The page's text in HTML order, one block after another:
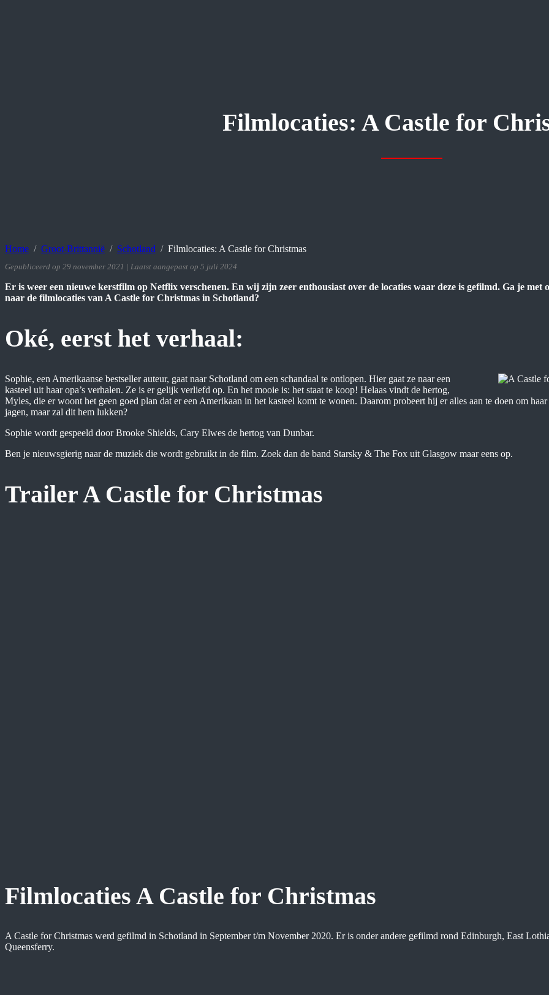
Filmlocaties: A Castle for
Home Groot-Brittannië Schotland Filmlocaties: A Castle for Christmas
Gepubliceerd op 29 november 2021 | Laatst aangepast op 5 juli 2024
Er is weer een nieuwe kerstfilm op Netflix verschenen. En wij zijn zeer enthousiast over de locaties waar deze is gefilmd. Ga je met
naar de filmlocaties van A Castle for Christmas in Schotland?
Oké, eerst het verhaal:
Sophie, een Amerikaanse bestseller auteur, gaat naar Schotland om een schandaal te ontlopen. Hier gaat ze naar een
kasteel uit haar opa’s verhalen. Ze is er gelijk verliefd op. En het mooie is: het staat te koop! Helaas vindt de hertog,
Myles, die er woont het geen goed plan dat er een Amerikaan in het kasteel komt te wonen. Daarom probeert hij er alles aan te doen om
jagen, maar zal dit hem lukken?
Sophie wordt gespeeld door Brooke Shields, Cary Elwes de hertog van Dunbar.
Ben je nieuwsgierig naar de muziek die wordt gebruikt in de film. Zoek dan de band Starsky & The Fox uit Glasgow maar eens op.
Trailer A Castle for Christmas
Filmlocaties A Castle for Christmas
A Castle for Christmas werd gefilmd in Schotland in September t/m November 2020. Er is onder andere gefilmd rond Edinburgh, East
Queensferry.